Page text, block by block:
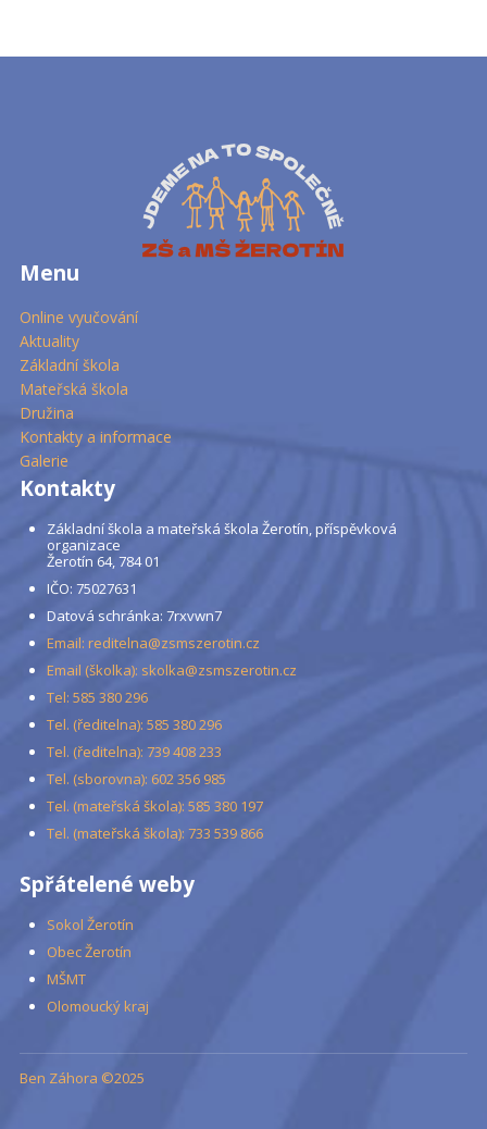
Menu
Online vyučování
Aktuality
Základní škola
Mateřská škola
Družina
Kontakty a informace
Galerie
Kontakty
Základní škola a mateřská škola Žerotín, příspěvková
organizace
Žerotín 64, 784 01
IČO: 75027631
Datová schránka: 7rxvwn7
Email: reditelna@zsmszerotin.cz
Email (školka): skolka@zsmszerotin.cz
Tel: 585 380 296
Tel. (ředitelna): 585 380 296
Tel. (ředitelna): 739 408 233
Tel. (sborovna): 602 356 985
Tel. (mateřská škola): 585 380 197
Tel. (mateřská škola): 733 539 866
Spřátelené weby
Sokol Žerotín
Obec Žerotín
MŠMT
Olomoucký kraj
Ben Záhora ©2025